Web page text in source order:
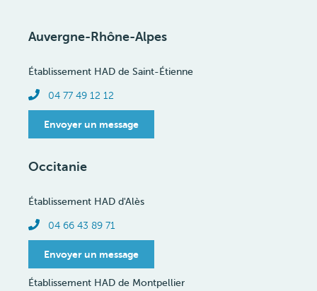
Auvergne-Rhône-Alpes
Établissement HAD de Saint-Étienne
Téléphone
04 77 49 12 12
Envoyer un message
Occitanie
Établissement HAD d'Alès
Téléphone
04 66 43 89 71
Envoyer un message
Établissement HAD de Montpellier